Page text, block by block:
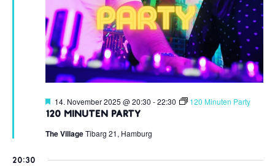
120 Minuten Party
Hervorgehoben
14. November 2025 @ 20:30 -22:30 120 Minuten Party
The VillageTibarg 21, Hamburg
20:30